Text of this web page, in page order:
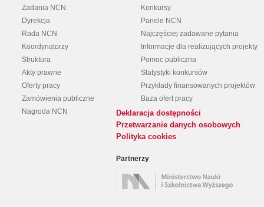
Zadania NCN
Dyrekcja
Rada NCN
Koordynatorzy
Struktura
Akty prawne
Oferty pracy
Zamówienia publiczne
Nagroda NCN
Konkursy
Panele NCN
Najczęściej zadawane pytania
Informacje dla realizujących projekty
Pomoc publiczna
Statystyki konkursów
Przykłady finansowanych projektów
Baza ofert pracy
Deklaracja dostępności
Przetwarzanie danych osobowych
Polityka cookies
Partnerzy